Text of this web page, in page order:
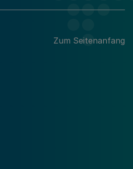
Zum Seitenanfang